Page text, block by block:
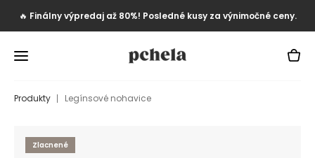
🔥 Finálny výpredaj až 80%! Posledné kusy za výnimočné ceny.
Produkty Legínsové nohavice
Zlacnené